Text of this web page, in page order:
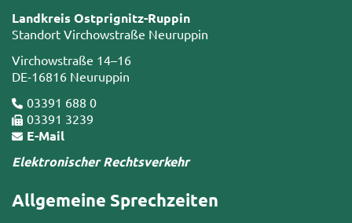
Landkreis Ostprignitz-Ruppin
Standort Virchowstraße Neuruppin
Virchowstraße 14–16
DE-16816 Neuruppin
03391 688 0
03391 3239
E-Mail
Elektronischer Rechtsverkehr
Allgemeine Sprechzeiten